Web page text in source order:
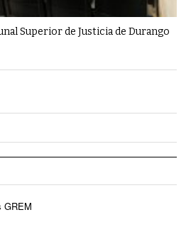
Superior de Justicia de Durango
GREM